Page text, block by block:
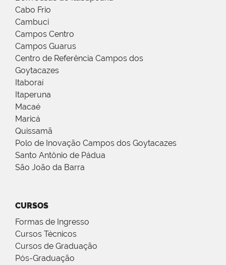
Cabo Frio
Cambuci
Campos Centro
Campos Guarus
Centro de Referência Campos dos
Goytacazes
Itaboraí
Itaperuna
Macaé
Maricá
Quissamã
Polo de Inovação Campos dos Goytacazes
Santo Antônio de Pádua
São João da Barra
CURSOS
Formas de Ingresso
Cursos Técnicos
Cursos de Graduação
Pós-Graduação